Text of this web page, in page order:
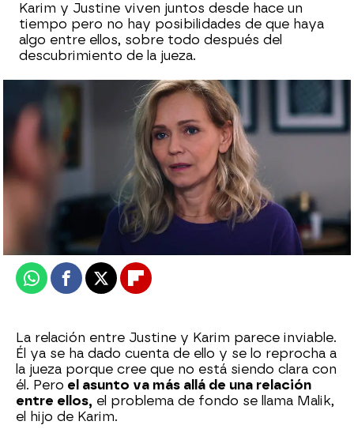
Karim y Justine viven juntos desde hace un
tiempo pero no hay posibilidades de que haya
algo entre ellos, sobre todo después del
descubrimiento de la jueza.
atreseries
Publicado:03 de julio de 2025, 23:01
WhatsappFacebook
X Flipboard
La relación entre Justine y Karim parece inviable.
Él ya se ha dado cuenta de ello y se lo reprocha a
la jueza porque cree que no está siendo clara con
él. Pero el asunto va más allá de una relación
entre ellos, el problema de fondo se llama Malik,
el hijo de Karim.